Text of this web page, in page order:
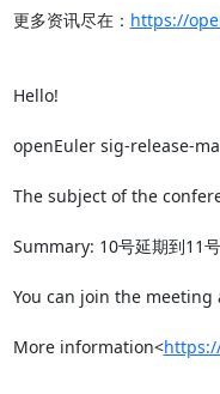
更多资讯尽在： https://
Hello!
openEuler sig-release-
The subject of the
Summary: 10号延期到11
You can join the meeting
More information<